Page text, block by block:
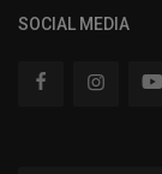
SOCIAL MEDIA